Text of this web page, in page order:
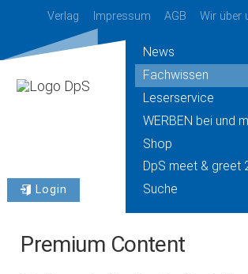
Verlag Impressum AGB Wir über
Login
News
Fachwissen
Leserservice
WERBEN bei und
Shop
DpS meet & greet
Suche
Premium Content